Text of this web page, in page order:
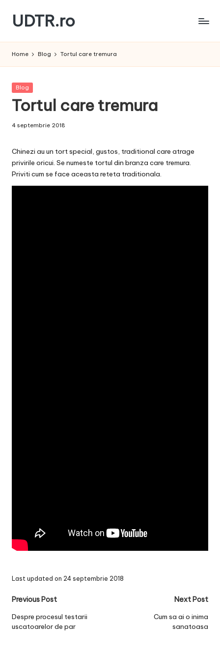
Skip
content
UDTR.ro
te
Home Blog Tortul care tremura
Posted
Blog
Tortul care tremura
4 septembrie 2018
Chinezi au un tort special, gustos, traditional care atrage
privirile oricui. Se numeste tortul din branza care tremura.
Priviti cum se face aceasta reteta traditionala.
Last updated on 24 septembrie 2018
Post
navigation
Previous Post
Despre procesul testarii
uscatoarelor de par
Next Post
Cum sa ai o inima
sanatoasa